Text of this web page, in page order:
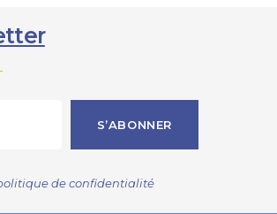
S’ABONNER
de confidentialité